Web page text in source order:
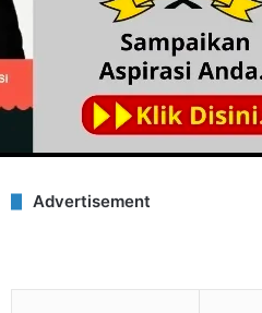
Advertisement